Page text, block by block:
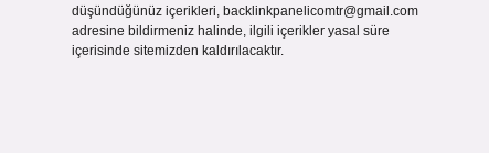
düşündüğünüz içerikleri, backlinkpanelicomtr@gmail.com
adresine bildirmeniz halinde, ilgili içerikler yasal süre
içerisinde sitemizden kaldırılacaktır.